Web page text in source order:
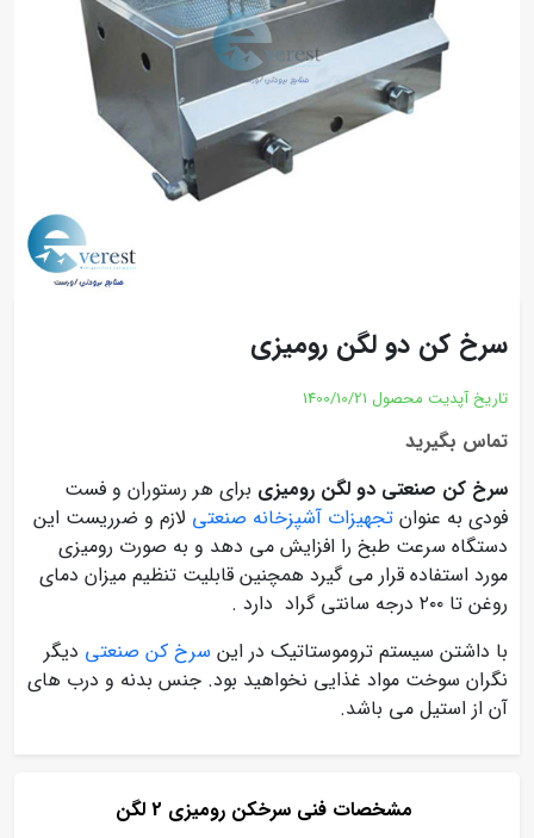
سرخ کن دو لگن رومیزی
تاریخ آپدیت محصول 1400/10/21
تماس بگیرید
سرخ کن صنعتی دو لگن رومیزی برای هر رستوران و فست
فودی به عنوان تجهیزات آشپزخانه صنعتی لازم و ضرریست این
دستگاه سرعت طبخ را افزایش می دهد و به صورت رومیزی
مورد استفاده قرار می گیرد همچنین قابلیت تنظیم میزان دمای
روغن تا ۲۰۰ درجه سانتی گراد دارد .
با داشتن سیستم تروموستاتیک در این سرخ کن صنعتی دیگر
نگران سوخت مواد غذایی نخواهید بود. جنس بدنه و درب های
آن از استیل می باشد.
مشخصات فنی سرخکن رومیزی 2 لگن